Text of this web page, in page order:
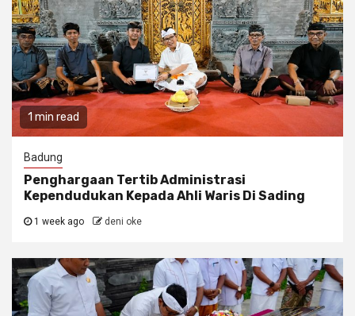
1 min read
Badung
Penghargaan Tertib Administrasi
Kependudukan Kepada Ahli Waris Di Sading
1 week ago deni oke